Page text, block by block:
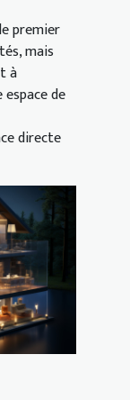
premier
mais
à
de
directe